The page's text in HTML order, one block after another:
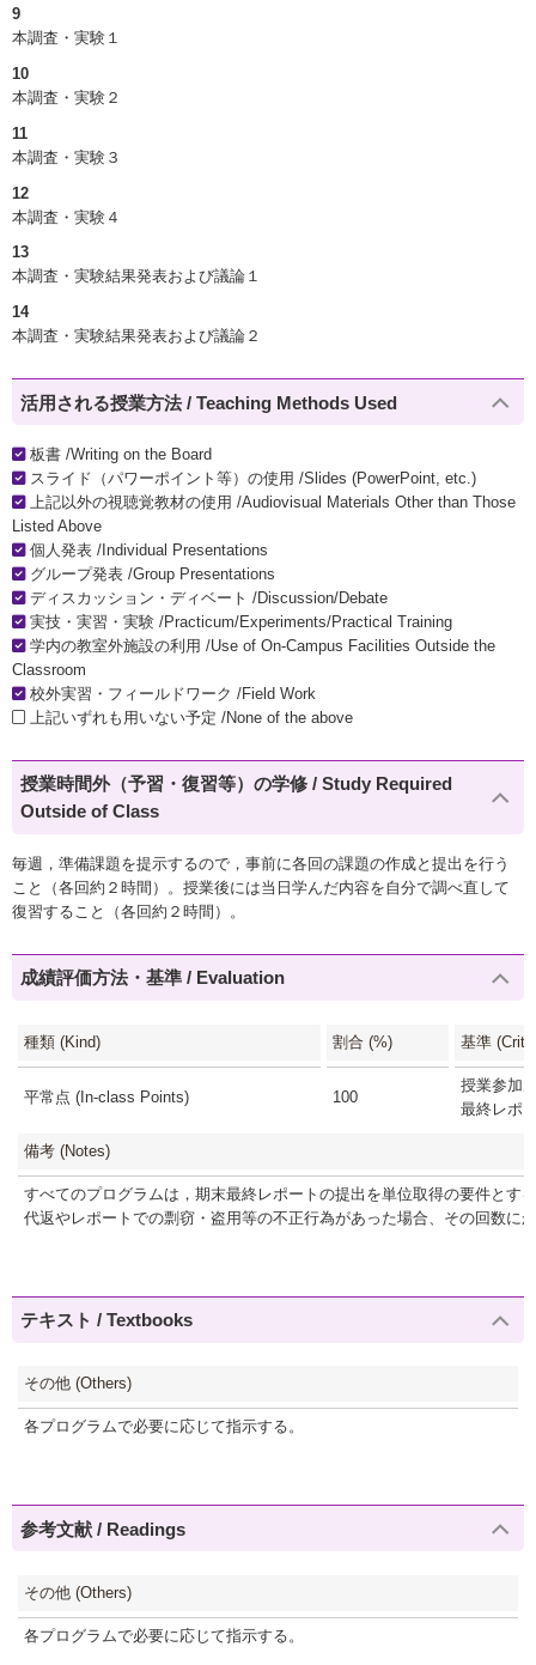
9
本調査・実験１
10
本調査・実験２
11
本調査・実験３
12
本調査・実験４
13
本調査・実験結果発表および議論１
14
本調査・実験結果発表および議論２
活用される授業方法 / Teaching Methods Used
板書 /Writing on the Board
スライド（パワーポイント等）の使用 /Slides (PowerPoint, etc.)
上記以外の視聴覚教材の使用 /Audiovisual Materials Other than Those
Listed Above
個人発表 /Individual Presentations
グループ発表 /Group Presentations
ディスカッション・ディベート /Discussion/Debate
実技・実習・実験 /Practicum/Experiments/Practical Training
学内の教室外施設の利用 /Use of On-Campus Facilities Outside the
Classroom
校外実習・フィールドワーク /Field Work
上記いずれも用いない予定 /None of the above
授業時間外（予習・復習等）の学修 / Study Required
Outside of Class
毎週，準備課題を提示するので，事前に各回の課題の作成と提出を行う
こと（各回約２時間）。授業後には当日学んだ内容を自分で調べ直して
復習すること（各回約２時間）。
成績評価方法・基準 / Evaluation
種類 (Kind) 割合 (%) 基準
平常点 (In-class Points) 100
授業参加
最終レポ
備考 (Notes)
すべてのプログラムは，期末最終レポートの提出を単位取得の要件とす
代返やレポートでの剽窃・盗用等の不正行為があった場合、その回数
テキスト / Textbooks
その他 (Others)
各プログラムで必要に応じて指示する。
参考文献 / Readings
その他 (Others)
各プログラムで必要に応じて指示する。